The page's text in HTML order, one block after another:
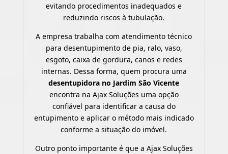
evitando procedimentos inadequados e
reduzindo riscos à tubulação.
A empresa trabalha com atendimento técnico
para desentupimento de pia, ralo, vaso,
esgoto, caixa de gordura, canos e redes
internas. Dessa forma, quem procura uma
desentupidora no Jardim São Vicente
encontra na Ajax Soluções uma opção
confiável para identificar a causa do
entupimento e aplicar o método mais indicado
conforme a situação do imóvel.
Outro ponto importante é que a Ajax Soluções